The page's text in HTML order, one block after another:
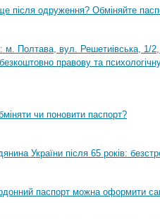
після одруження? Обміняйте
Полтава, вул. Решетиівська, 1/2,
правову та
чи поновити паспорт?
України після 65 років:
паспорт можна оформити